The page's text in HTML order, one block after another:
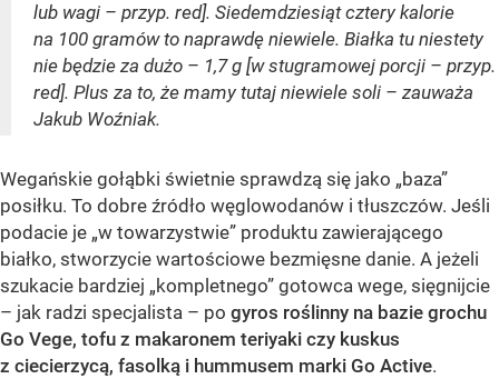
lub wagi – przyp. red]. Siedemdziesiąt cztery kalorie
na 100 gramów to naprawdę niewiele. Białka tu niestety
nie będzie za dużo – 1,7 g [w stugramowej porcji – przyp.
red]. Plus za to, że mamy tutaj niewiele soli – zauważa
Jakub Woźniak.
Wegańskie gołąbki świetnie sprawdzą się jako „baza”
posiłku. To dobre źródło węglowodanów i tłuszczów. Jeśli
podacie je „w towarzystwie” produktu zawierającego
białko, stworzycie wartościowe bezmięsne danie. A jeżeli
szukacie bardziej „kompletnego” gotowca wege, sięgnijcie
– jak radzi specjalista – po gyros roślinny na bazie grochu
Go Vege, tofu z makaronem teriyaki czy kuskus
z ciecierzycą, fasolką i hummusem marki Go Active.